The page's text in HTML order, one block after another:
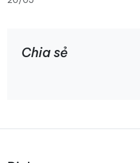
Chia sẻ